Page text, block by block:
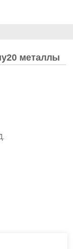
металлы